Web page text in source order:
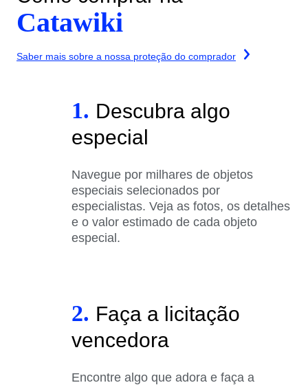
Catawiki
Saber mais sobre a nossa proteção do comprador
1. Descubra algo
especial
Navegue por milhares de objetos
especiais selecionados por
especialistas. Veja as fotos, os detalhes
e o valor estimado de cada objeto
especial.
2. Faça a licitação
vencedora
Encontre algo que adora e faça a